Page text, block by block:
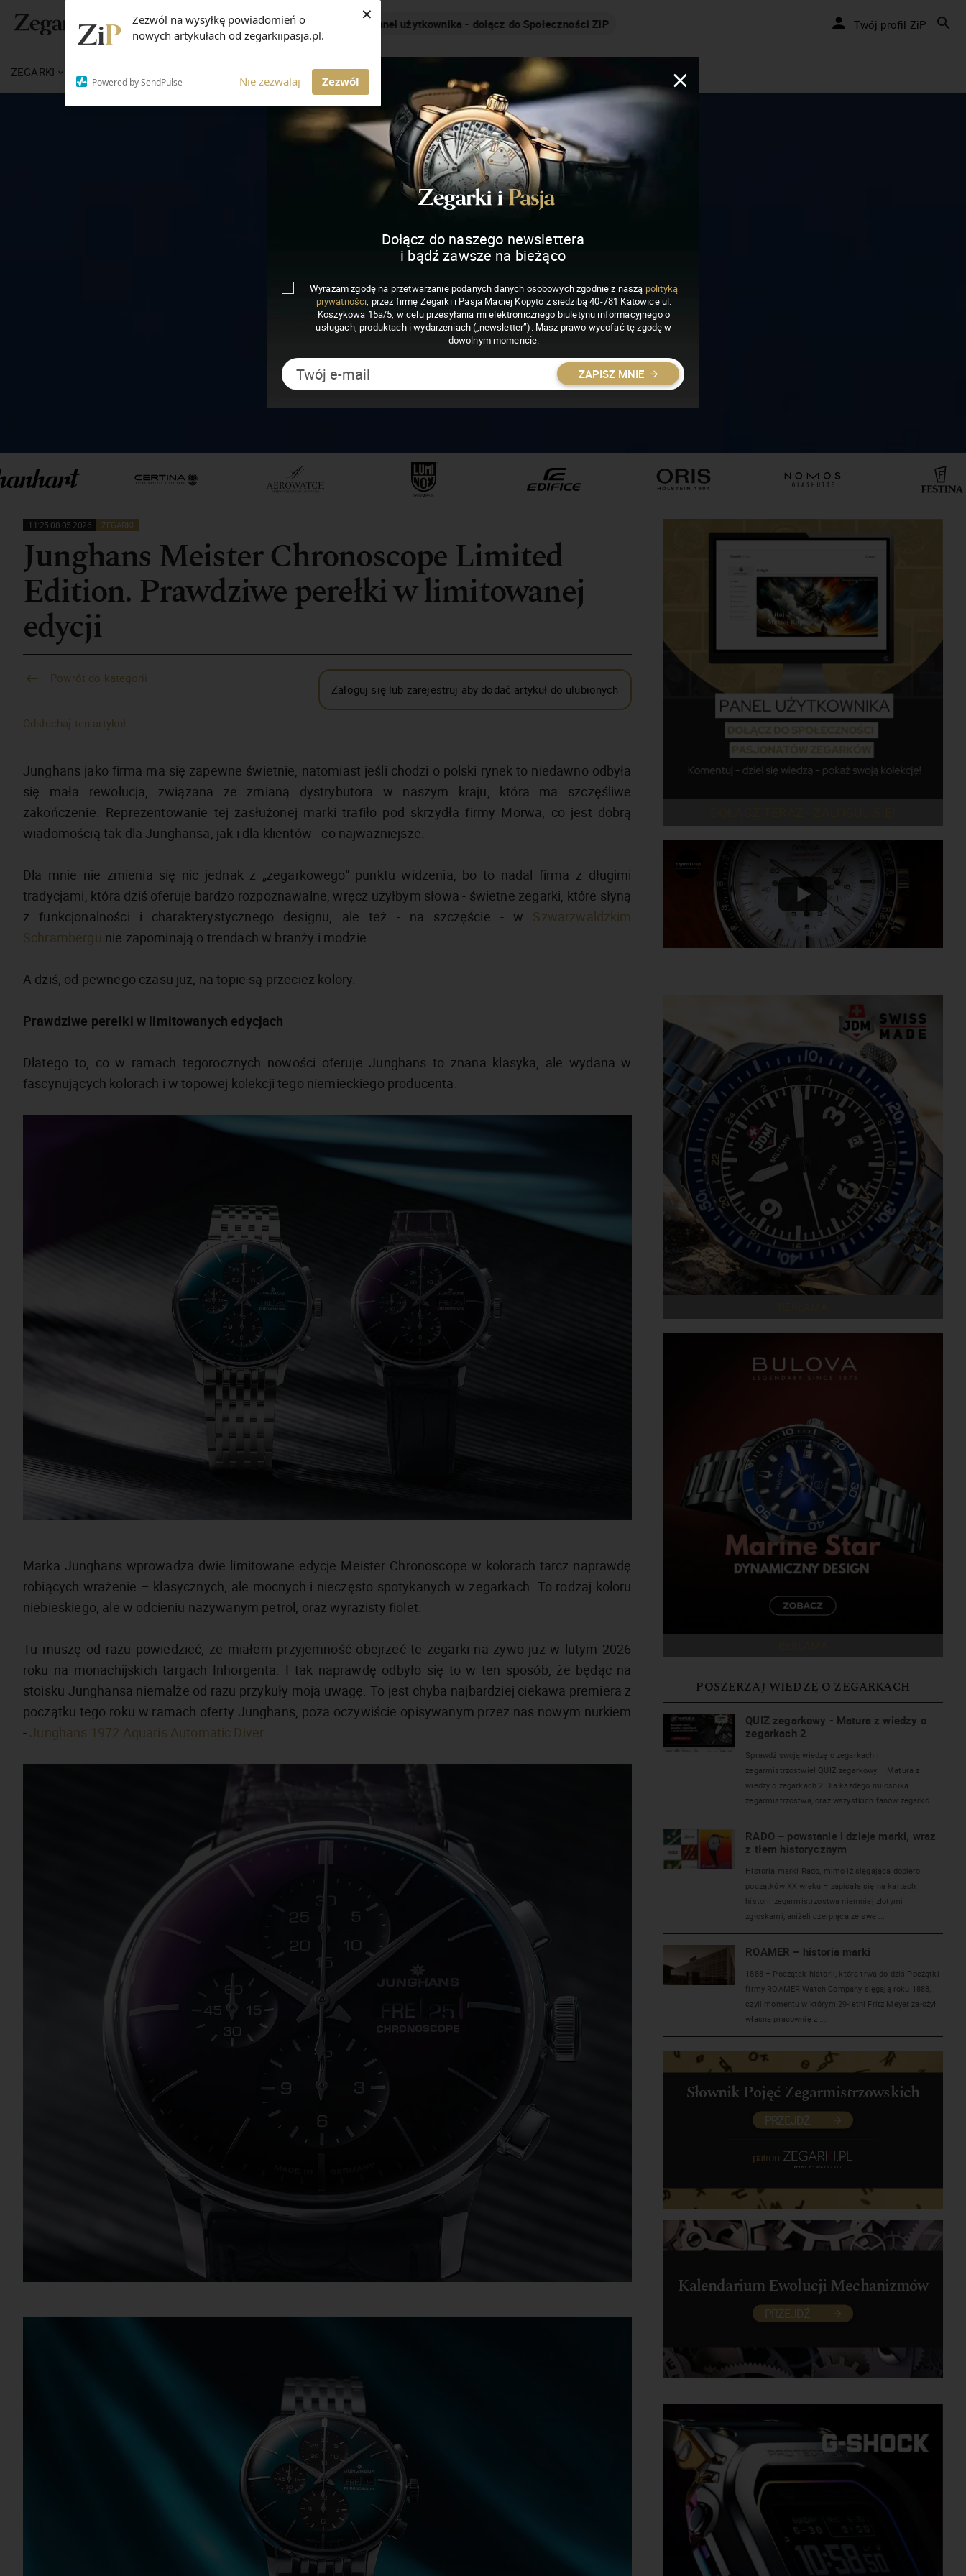
Zezwól na wysyłkę powiadomień o
nowych artykułach od zegarkiipasja.pl.
Powered by SendPulse Nie zezwalaj Zezwól
× Nakręcamy pozytywnie... cały czas! Twój profil ZiP
ZEGARKI MAGAZYN ZEGARKI I PASJA
11:25 08.05.2026 ZEGARKI
Junghans Meister Chronoscope Limited
Edition. Prawdziwe perełki w limitowanej
edycji
Powrót do kategorii
Zaloguj się lub zarejestruj aby dodać artykuł do ulubionych
Odsłuchaj ten artykuł:
Junghans jako firma ma się zapewne świetnie, natomiast jeśli chodzi o polski rynek to niedawno odbyła
się mała rewolucja, związana ze zmianą dystrybutora w naszym kraju, która ma szczęśliwe
zakończenie. Reprezentowanie tej zasłużonej marki trafiło pod skrzydła firmy Morwa, co jest dobrą
wiadomością tak dla Junghansa, jak i dla klientów - co najważniejsze.
Dla mnie nie zmienia się nic jednak z „zegarkowego” punktu widzenia, bo to nadal firma z długimi
tradycjami, która dziś oferuje bardzo rozpoznawalne, wręcz użyłbym słowa - świetne zegarki, które słyną
z funkcjonalności i charakterystycznego designu, ale też - na szczęście - w Szwarzwaldzkim
Schrambergu nie zapominają o trendach w branży i modzie.
A dziś, od pewnego czasu już, na topie są przecież kolory.
Prawdziwe perełki w limitowanych edycjach
Dlatego to, co w ramach tegorocznych nowości oferuje Junghans to znana klasyka, ale wydana w
fascynujących kolorach i w topowej kolekcji tego niemieckiego producenta.
Marka Junghans wprowadza dwie limitowane edycje Meister Chronoscope w kolorach tarcz naprawdę
robiących wrażenie – klasycznych, ale mocnych i nieczęsto spotykanych w zegarkach. To rodzaj koloru
niebieskiego, ale w odcieniu nazywanym petrol, oraz wyrazisty fiolet.
Tu muszę od razu powiedzieć, że miałem przyjemność obejrzeć te zegarki na żywo już w lutym 2026
roku na monachijskich targach Inhorgenta. I tak naprawdę odbyło się to w ten sposób, że będąc na
stoisku Junghansa niemalże od razu przykuły moją uwagę. To jest chyba najbardziej ciekawa premiera z
początku tego roku w ramach oferty Junghans, poza oczywiście opisywanym przez nas nowym nurkiem
- Junghans 1972 Aquaris Automatic Diver.
POSZERZAJ WIEDZĘ O ZEGARKACH
QUIZ zegarkowy - Matura z wiedzy o
zegarkach 2
Sprawdź swoją wiedzę o zegarkach i
zegarmistrzostwie! QUIZ zegarkowy – Matura z
wiedzy o zegarkach 2 Dla każdego miłośnika
zegarmistrzostwa, oraz wszystkich fanów zegarkó ...
RADO – powstanie i dzieje marki, wraz
z tłem historycznym
Historia marki Rado, mimo iż sięgająca dopiero
początków XX wieku – zapisała się na kartach
historii zegarmistrzostwa niemniej złotymi
zgłoskami, aniżeli czerpiąca ze swe ...
ROAMER – historia marki
1888 – Początek historii, która trwa do dziś Początki
firmy ROAMER Watch Company sięgają roku 1888,
czyli momentu w którym 29-letni Fritz Meyer założył
własną pracownię z ...
Słownik Pojęć Zegarmistrzowskich
PRZEJDŹ
patron
Kalendarium Ewolucji Mechanizmów
PRZEJDŹ
Dołącz do naszego newslettera
i bądź zawsze na bieżąco
Wyrażam zgodę na przetwarzanie podanych danych osobowych zgodnie z naszą polityką
prywatności, przez firmę Zegarki i Pasja Maciej Kopyto z siedzibą 40-781 Katowice ul.
Koszykowa 15a/5, w celu przesyłania mi elektronicznego biuletynu informacyjnego o
usługach, produktach i wydarzeniach („newsletter”). Masz prawo wycofać tę zgodę w
dowolnym momencie.
ZAPISZ MNIE